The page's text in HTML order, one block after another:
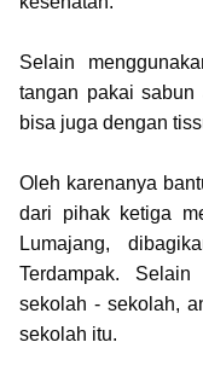
Selain
tangan pakai sabun
bisa juga dengan
Oleh karenanya
dari pihak ketiga
Lumajang,
Terdampak.
sekolah - sekolah,
sekolah itu.